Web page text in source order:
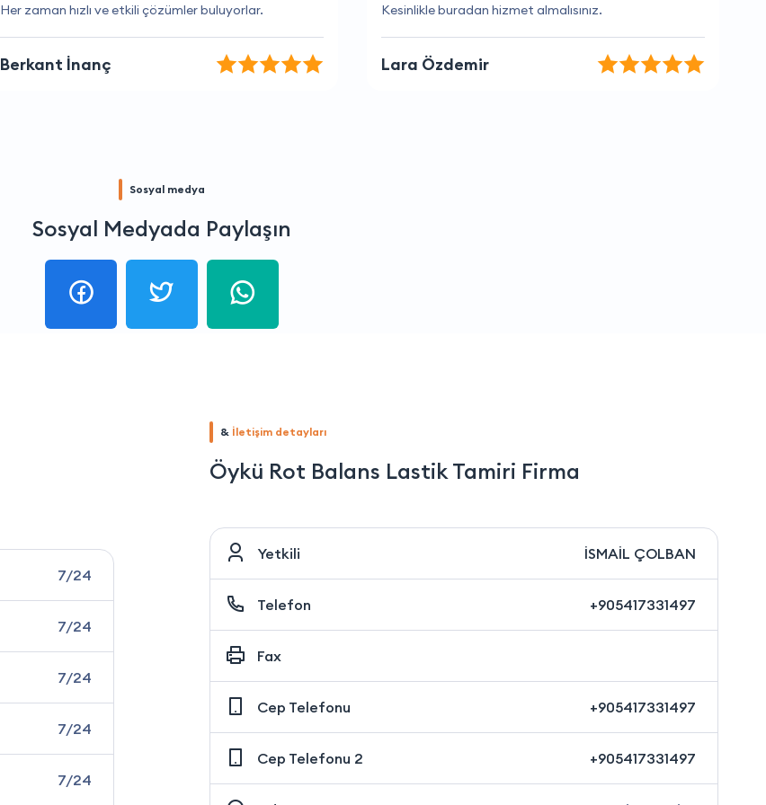
Kesinlikle buradan hizmet almalısınız.
Lara Özdemir
Müşteri hizmetlerinden çok memnun kaldım
Pelin Bülent
Sosyal medya
Sosyal Medyada Paylaşın
7/24
7/24
7/24
7/24
7/24
& İletişim detayları
Öykü Rot Balans Lastik Tamiri Firma
Yetkili İSMAİL ÇOLBAN
Telefon +905417331497
Fax
Cep Telefonu +905417331497
Cep Telefonu 2 +905417331497